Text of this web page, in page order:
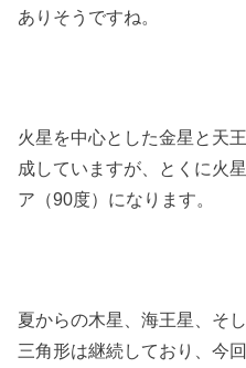
ありそうですね。
火星を中心とした金星と天
成していますが、とくに火
ア（90度）になります。
夏からの木星、海王星、そ
三角形は継続しており、今